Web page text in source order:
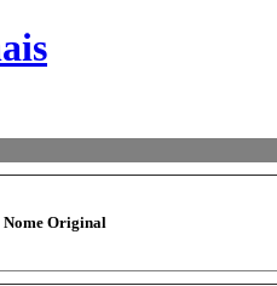
Nome Original